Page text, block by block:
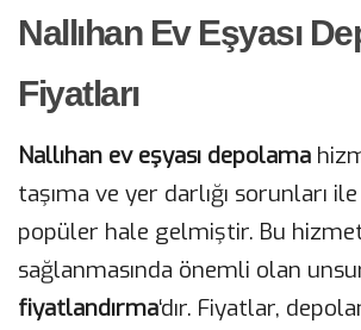
Nallıhan Ev Eşyası
Fiyatları
Nallıhan ev eşyası depolama
taşıma ve yer darlığı sorunları
popüler hale gelmiştir. Bu
sağlanmasında önemli olan
fiyatlandırma‘dır. Fiyatlar,